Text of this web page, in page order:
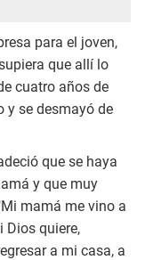
para el joven,
que allí lo
cuatro años de
y se desmayó de
que se haya
y que muy
mamá me vino a
Dios quiere,
a mi casa, a